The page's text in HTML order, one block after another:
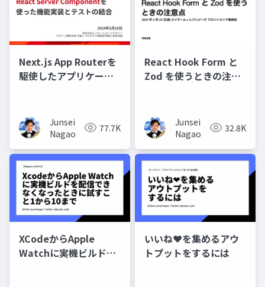
Next.js App Routerを
駆使したアプリケーシ
使った機能実装とテス
トの結合
Junsei
Nagao
77.7K
React Hook Form と
Zod を使うときの注意
Junsei
Nagao
32.8K
XCodeからApple
Watchに実機ビルドを
いいね❤️を集めるアウ
トプットをするには